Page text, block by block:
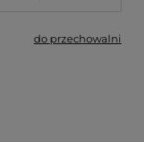
do przechowalni